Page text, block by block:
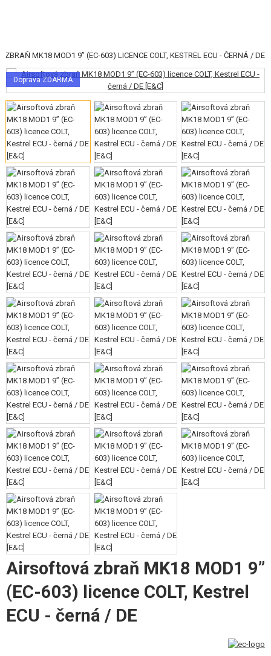
KATEGORIE
AIRSOFTOVÉ ZBRANĚ
VZDUCHOVÉ ZBRANĚ, PRAKY
GRANÁTOMETY, GRANÁTY
KULIČKY, PLYN
AKUMULÁTORY, NABÍJEČKY
ZÁSOBNÍKY, PLNIČKY
BRÝLE, MASKY
VÝSTROJ, UNIFORMY, POUZDRA
MASKOVÁNÍ, BARVY, PÁSKY
VYSÍLAČKY, HEADSETY, KAMERY
DOPLŇKY KE ZBRANÍM, POPRUHY
NÁHRADNÍ DÍLY, UPGRADE
SERVIS A ÚDRŽBA ZBRANÍ
SEBEOBRANA, VÝCVIK, NOŽE
TERČE, STŘELNICE
OUTDOOR A BUSHCRAFT
JÍDLO
STAVEBNICE, MODELY
REKLAMNÍ PŘEDMĚTY
POŠKOZENÉ, POUŽITÉ ZBOŽÍ
ZBRAŇ MK18 MOD1 9” (EC-603) LICENCE COLT, KESTREL ECU - ČERNÁ / DE
Doprava ZDARMA
Airsoftová zbraň MK18 MOD1 9”
(EC-603) licence COLT, Kestrel
ECU - černá / DE